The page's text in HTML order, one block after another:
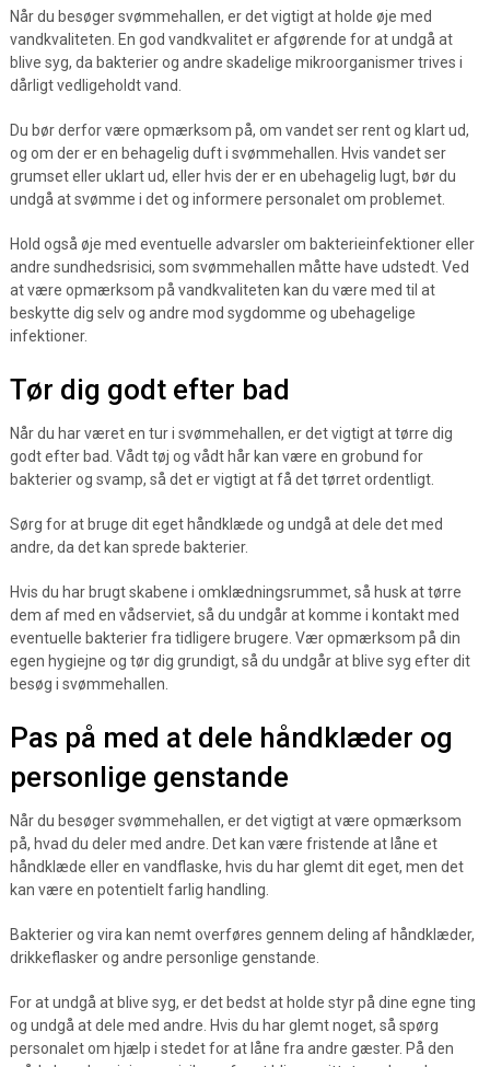
Når du besøger svømmehallen, er det vigtigt at holde øje med
vandkvaliteten. En god vandkvalitet er afgørende for at undgå at
blive syg, da bakterier og andre skadelige mikroorganismer trives i
dårligt vedligeholdt vand.
Du bør derfor være opmærksom på, om vandet ser rent og klart ud,
og om der er en behagelig duft i svømmehallen. Hvis vandet ser
grumset eller uklart ud, eller hvis der er en ubehagelig lugt, bør du
undgå at svømme i det og informere personalet om problemet.
Hold også øje med eventuelle advarsler om bakterieinfektioner eller
andre sundhedsrisici, som svømmehallen måtte have udstedt. Ved
at være opmærksom på vandkvaliteten kan du være med til at
beskytte dig selv og andre mod sygdomme og ubehagelige
infektioner.
Tør dig godt efter bad
Når du har været en tur i svømmehallen, er det vigtigt at tørre dig
godt efter bad. Vådt tøj og vådt hår kan være en grobund for
bakterier og svamp, så det er vigtigt at få det tørret ordentligt.
Sørg for at bruge dit eget håndklæde og undgå at dele det med
andre, da det kan sprede bakterier.
Hvis du har brugt skabene i omklædningsrummet, så husk at tørre
dem af med en vådserviet, så du undgår at komme i kontakt med
eventuelle bakterier fra tidligere brugere. Vær opmærksom på din
egen hygiejne og tør dig grundigt, så du undgår at blive syg efter dit
besøg i svømmehallen.
Pas på med at dele håndklæder og
personlige genstande
Når du besøger svømmehallen, er det vigtigt at være opmærksom
på, hvad du deler med andre. Det kan være fristende at låne et
håndklæde eller en vandflaske, hvis du har glemt dit eget, men det
kan være en potentielt farlig handling.
Bakterier og vira kan nemt overføres gennem deling af håndklæder,
drikkeflasker og andre personlige genstande.
For at undgå at blive syg, er det bedst at holde styr på dine egne ting
og undgå at dele med andre. Hvis du har glemt noget, så spørg
personalet om hjælp i stedet for at låne fra andre gæster. På den